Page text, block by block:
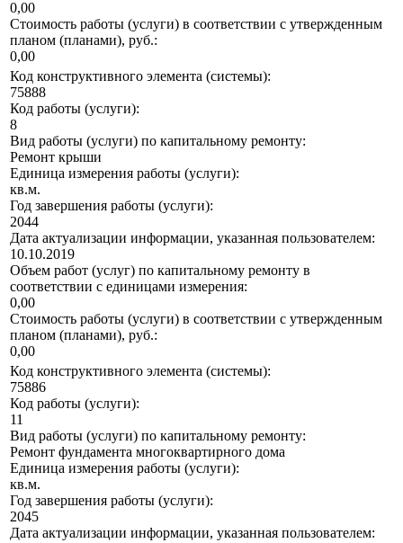
0,00
Стоимость работы (услуги) в соответствии с утвержденным
планом (планами), руб.:
0,00
Код конструктивного элемента (системы):
75888
Код работы (услуги):
8
Вид работы (услуги) по капитальному ремонту:
Ремонт крыши
Единица измерения работы (услуги):
кв.м.
Год завершения работы (услуги):
2044
Дата актуализации информации, указанная пользователем:
10.10.2019
Объем работ (услуг) по капитальному ремонту в
соответствии с единицами измерения:
0,00
Стоимость работы (услуги) в соответствии с утвержденным
планом (планами), руб.:
0,00
Код конструктивного элемента (системы):
75886
Код работы (услуги):
11
Вид работы (услуги) по капитальному ремонту:
Ремонт фундамента многоквартирного дома
Единица измерения работы (услуги):
кв.м.
Год завершения работы (услуги):
2045
Дата актуализации информации, указанная пользователем: